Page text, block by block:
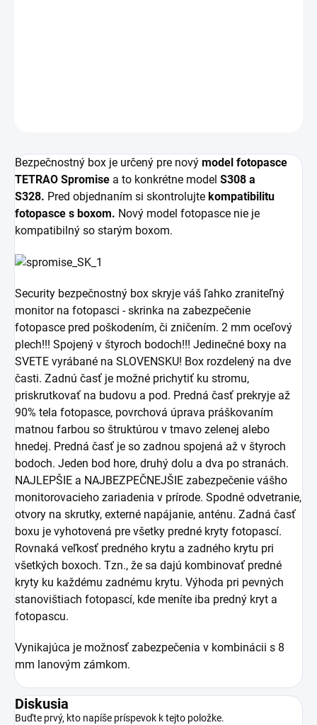
Bezpečnostný box je určený pre nový model fotopasce
TETRAO Spromise a to konkrétne model S308 a
S328. Pred objednaním si skontrolujte kompatibilitu
fotopasce s boxom. Nový model fotopasce nie je
kompatibilný so starým boxom.
Security bezpečnostný box skryje váš ľahko zraniteľný
monitor na fotopasci - skrinka na zabezpečenie
fotopasce pred poškodením, či zničením. 2 mm oceľový
plech!!! Spojený v štyroch bodoch!!! Jedinečné boxy na
SVETE vyrábané na SLOVENSKU! Box rozdelený na dve
časti. Zadnú časť je možné prichytiť ku stromu,
priskrutkovať na budovu a pod. Predná časť prekryje až
90% tela fotopasce, povrchová úprava práškovaním
matnou farbou so štruktúrou v tmavo zelenej alebo
hnedej. Predná časť je so zadnou spojená až v štyroch
bodoch. Jeden bod hore, druhý dolu a dva po stranách.
NAJLEPŠIE a NAJBEZPEČNEJŠIE zabezpečenie vášho
monitorovacieho zariadenia v prírode. Spodné odvetranie,
otvory na skrutky, externé napájanie, anténu. Zadná časť
boxu je vyhotovená pre všetky predné kryty fotopascí.
Rovnaká veľkosť predného krytu a zadného krytu pri
všetkých boxoch. Tzn., že sa dajú kombinovať predné
kryty ku každému zadnému krytu. Výhoda pri pevných
stanovištiach fotopascí, kde meníte iba predný kryt a
fotopascu.
Vynikajúca je možnosť zabezpečenia v kombinácii s 8
mm lanovým zámkom.
Diskusia
Buďte prvý, kto napíše príspevok k tejto položke.